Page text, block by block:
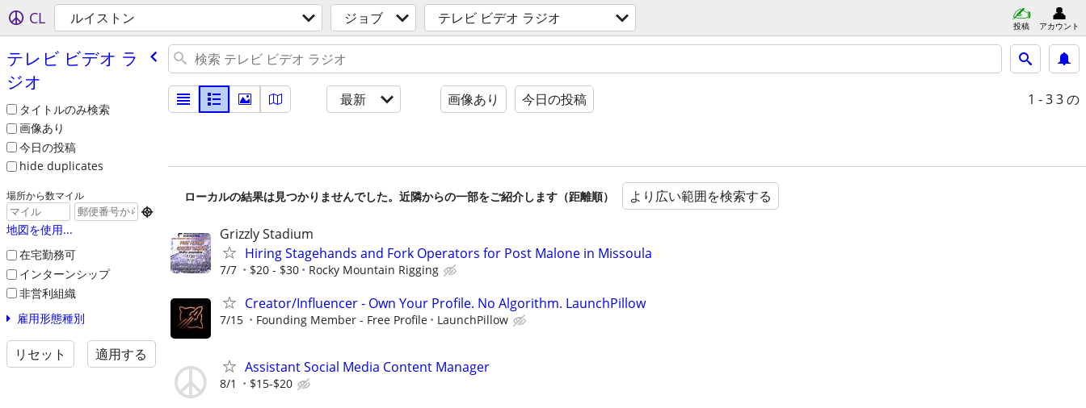
CL ルイストン ジョブ テレビ ビデオ ラジオ 投稿 アカウント
テレビ ビデオ ラ
ジオ
タイトルのみ検索
画像あり
今日の投稿
hide duplicates
場所から数マイル

地図を使用...
在宅勤務可
インターンシップ
非営利組織
雇用形態種別
リセット 適用する
最新 画像あり 今日の投稿 1 - 33 の
ローカルの結果は見つかりませんでした。近隣からの一部をご紹介します（距離順） より広い範囲を検索する
Grizzly Stadium
Hiring Stagehands and Fork Operators for Post Malone in Missoula
7/7 $20 - $30 Rocky Mountain Rigging
Creator/Influencer - Own Your Profile. No Algorithm. LaunchPillow
7/15 Founding Member - Free Profile LaunchPillow
Assistant Social Media Content Manager
8/1 $15-$20